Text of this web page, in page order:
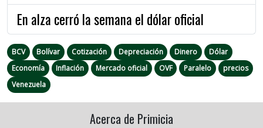
En alza cerró la semana el dólar oficial
BCV Bolívar Cotización Depreciación Dinero
Dólar
Economía
Inflación Mercado oficial OVF Paralelo
precios
Venezuela
Acerca de Primicia